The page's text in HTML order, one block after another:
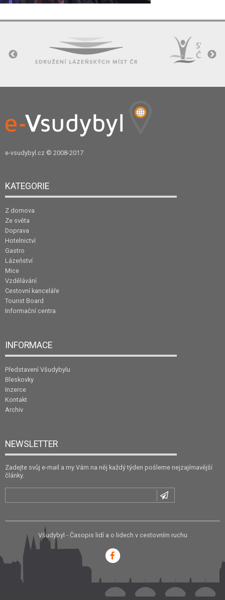
e-vsudybyl.cz © 2008-2017
KATEGORIE
Z domova
Ze světa
Doprava
Hotelnictví
Gastro
Lázeňství
Mice
Vzdělávání
Cestovní kanceláře
Tourist Board
Informační centra
INFORMACE
Představení Všudybylu
Bleskovky
Inzerce
Kontakt
Archiv
NEWSLETTER
Zadejte svůj e-mail a my Vám na něj každý týden pošleme nejzajímavější
články.
Všudybyl - Časopis lidí a o lidech v cestovním ruchu